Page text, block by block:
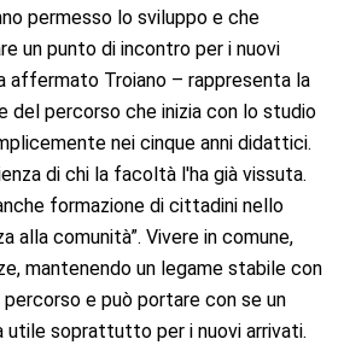
permesso lo sviluppo e che
un punto di incontro per i nuovi
affermato Troiano – rappresenta la
del percorso che inizia con lo studio
nei cinque anni didattici.
di chi la facoltà l'ha già vissuta.
formazione di cittadini nello
alla comunità”. Vivere in comune,
mantenendo un legame stabile con
e può portare con se un
utile soprattutto per i nuovi arrivati.